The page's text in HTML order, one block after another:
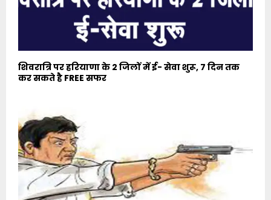
शिवरात्रि पर हरियाणा के 2 जिलों में ई- सेवा शुरू, 7 दिन तक
कर सकते है FREE सफर